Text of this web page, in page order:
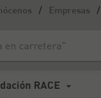
/ Empresas /
RACE